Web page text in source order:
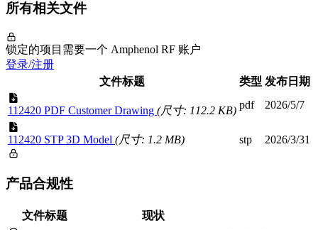
所有相关文件
锁定的项目需要一个 Amphenol RF 账户
登录/注册
文件标题
类型 发布日期
112420 PDF Customer Drawing (尺寸: 112.2 KB) pdf 2026/5/7
112420 STP 3D Model (尺寸: 1.2 MB) stp 2026/3/31
产品合规性
文件标题 现状